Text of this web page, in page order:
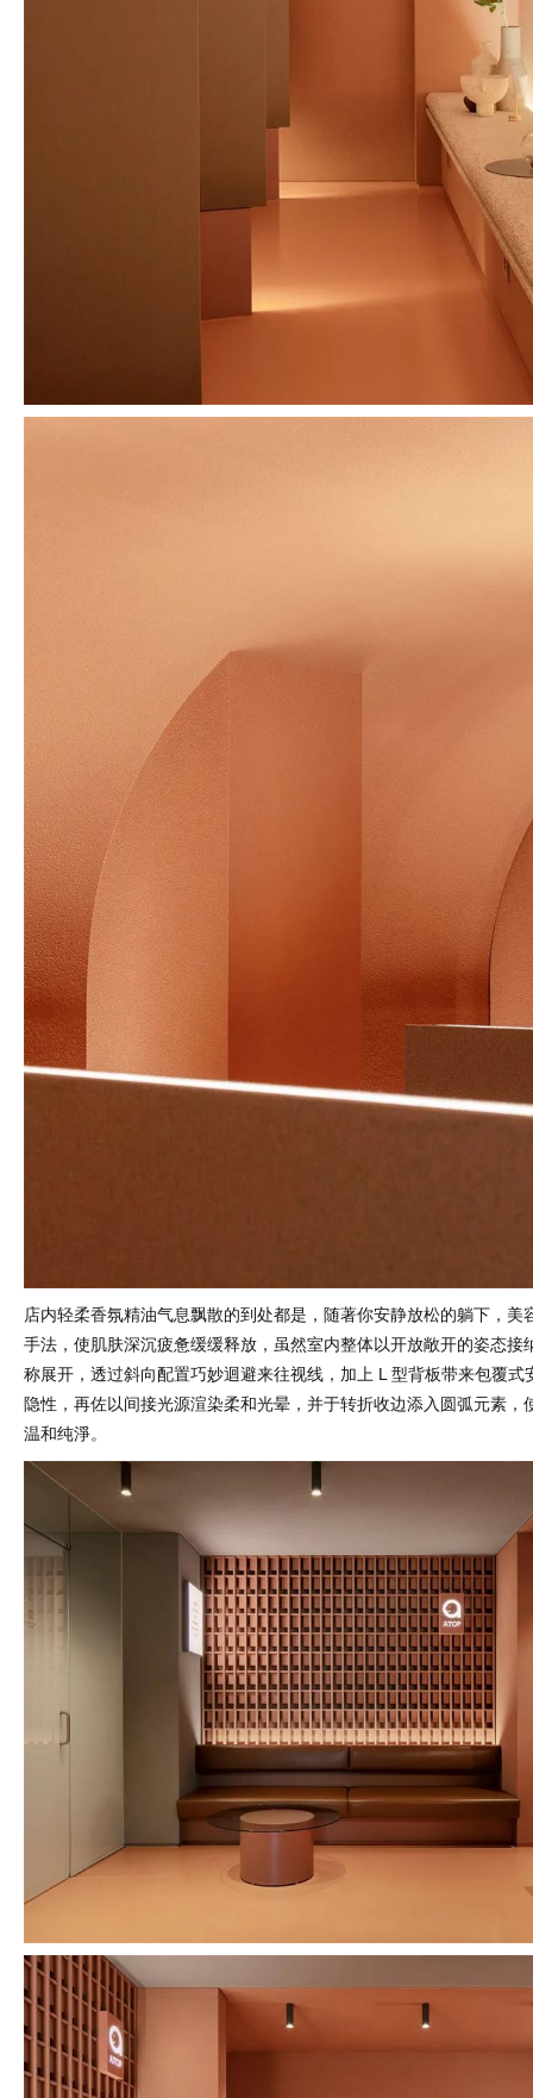
店内轻柔香氛精油气息飘散的到处都是，随著你安静放松的躺下，美
手法，使肌肤深沉疲惫缓缓释放，虽然室内整体以开放敞开的姿态接
称展开，透过斜向配置巧妙迴避来往视线，加上 L 型背板带来包覆式
隐性，再佐以间接光源渲染柔和光晕，并于转折收边添入圆弧元素，
温和纯淨。